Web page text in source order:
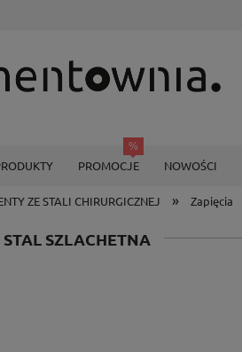
PROMOCJE NOWOŚCI
ZE STALI CHIRURGICZNEJ » Zapięcia
SZLACHETNA